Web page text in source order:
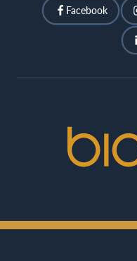
Facebook
Cinemas